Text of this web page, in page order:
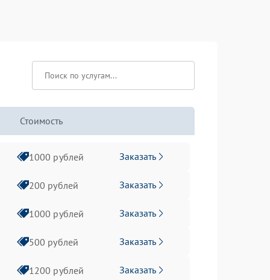
Стоимость
1000 рублей Заказать
200 рублей Заказать
1000 рублей Заказать
500 рублей Заказать
1200 рублей Заказать